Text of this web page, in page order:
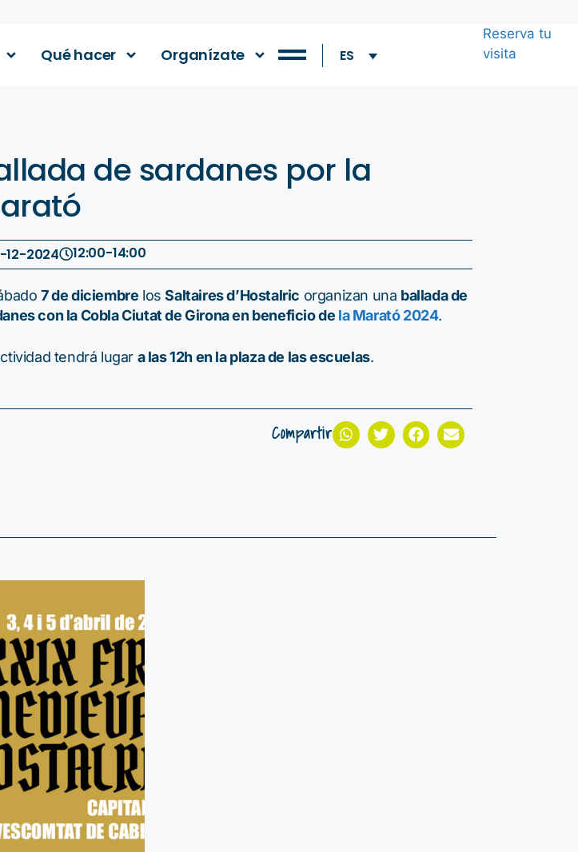
Qué hacer Organízate ES
Reserva tu
visita
de sardanes por la
12-2024 12:00-14:00
7 de diciembre losSaltaires d’Hostalric organizan una ballada de
con la Cobla Ciutat de Girona en beneficio de la Marató 2024.
tendrá lugar a las 12h en la plaza de las escuelas.
Compartir